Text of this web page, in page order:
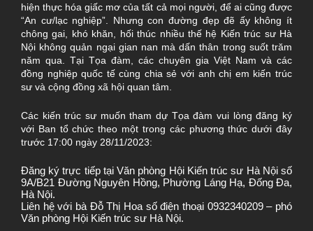
hiện thực hóa giấc mơ của tất cả mọi người, để ai cũng được
“An cư/lạc nghiệp”. Nhưng con đường đẹp đẽ ấy không ít
chông gai, khó khăn, hối thúc nhiều thế hệ Kiến trúc sư Hà
Nội không quản ngại gian nan mà dấn thân trong suốt trăm
năm qua. Tại Tọa đàm, các chuyên gia Việt Nam và các
đồng nghiệp quốc tế cùng chia sẻ với anh chị em kiến trúc
sư và cộng đồng xã hội quan tâm.
Các kiến trúc sư muốn tham dự Tọa đàm vui lòng đăng ký
với Ban tổ chức theo một trong các phương thức dưới đây
trước 17:00 ngày 28/11/2023:
Đăng ký trực tiếp tại Văn phòng Hội Kiến trúc sư Hà Nội số
9A/B21 Đường Nguyên Hồng, Phường Láng Hạ, Đống Đa,
Hà Nội.
Liên hệ với bà Đỗ Thị Hoa số điện thoại 0932340209 – phó
Văn phòng Hội Kiến trúc sư Hà Nội.